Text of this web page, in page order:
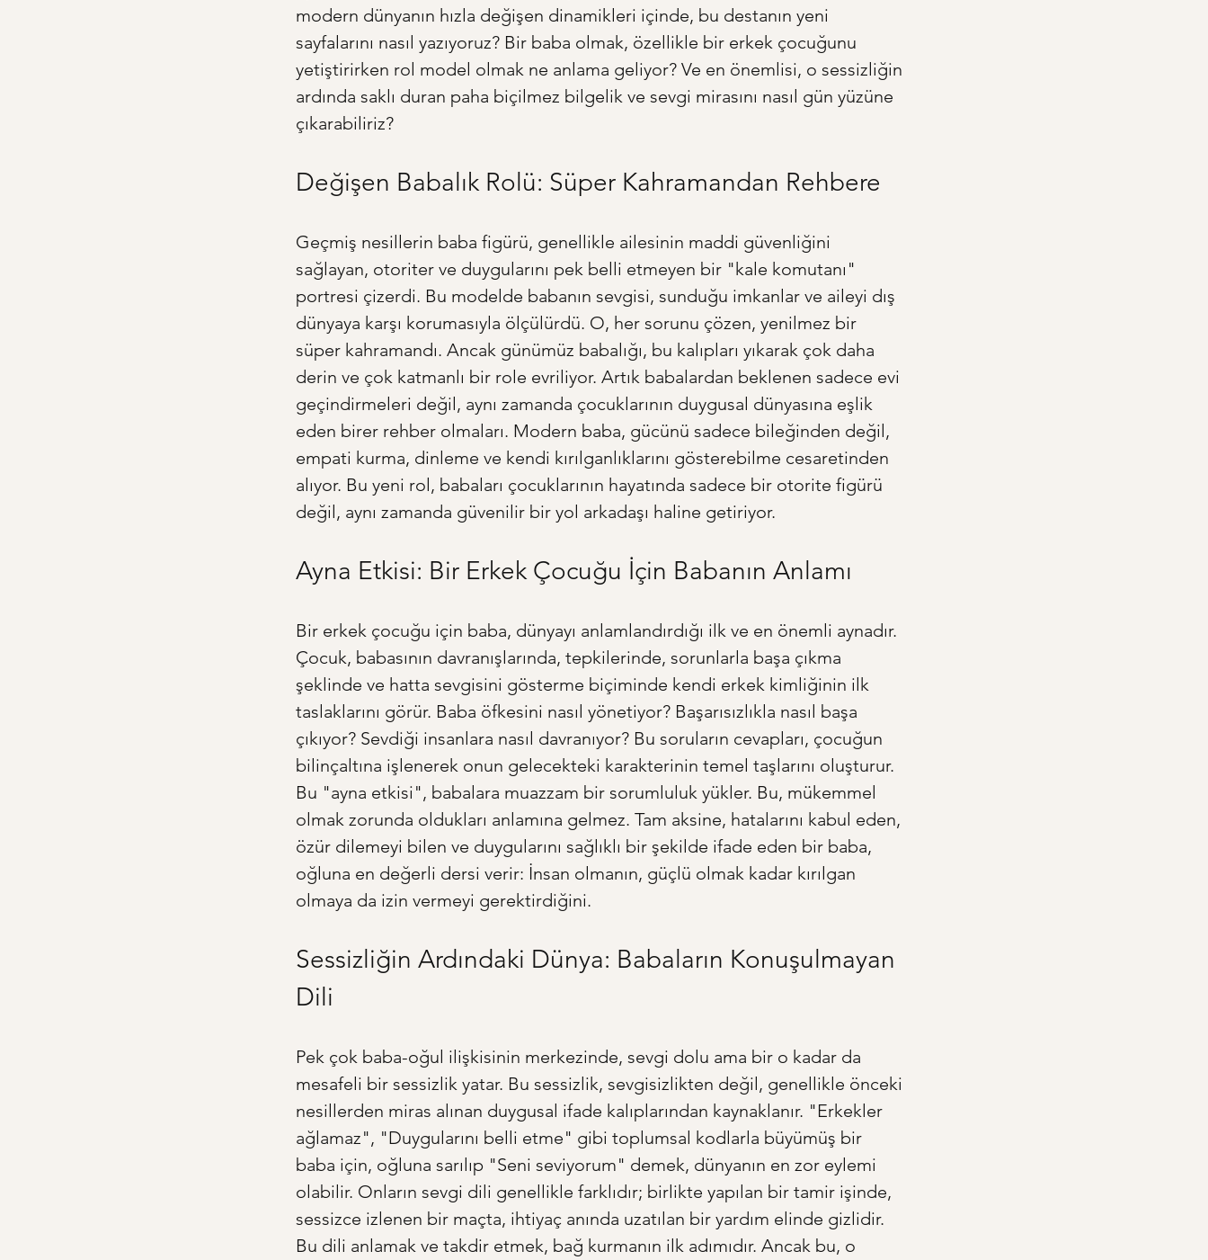
modern dünyanın hızla değişen dinamikleri içinde, bu destanın yeni
sayfalarını nasıl yazıyoruz? Bir baba olmak, özellikle bir erkek çocuğunu
yetiştirirken rol model olmak ne anlama geliyor? Ve en önemlisi, o sessizliğin
ardında saklı duran paha biçilmez bilgelik ve sevgi mirasını nasıl gün yüzüne
çıkarabiliriz?
Değişen Babalık Rolü: Süper Kahramandan Rehbere
Geçmiş nesillerin baba figürü, genellikle ailesinin maddi güvenliğini
sağlayan, otoriter ve duygularını pek belli etmeyen bir "kale komutanı"
portresi çizerdi. Bu modelde babanın sevgisi, sunduğu imkanlar ve aileyi dış
dünyaya karşı korumasıyla ölçülürdü. O, her sorunu çözen, yenilmez bir
süper kahramandı. Ancak günümüz babalığı, bu kalıpları yıkarak çok daha
derin ve çok katmanlı bir role evriliyor. Artık babalardan beklenen sadece evi
geçindirmeleri değil, aynı zamanda çocuklarının duygusal dünyasına eşlik
eden birer rehber olmaları. Modern baba, gücünü sadece bileğinden değil,
empati kurma, dinleme ve kendi kırılganlıklarını gösterebilme cesaretinden
alıyor. Bu yeni rol, babaları çocuklarının hayatında sadece bir otorite figürü
değil, aynı zamanda güvenilir bir yol arkadaşı haline getiriyor.
Ayna Etkisi: Bir Erkek Çocuğu İçin Babanın Anlamı
Bir erkek çocuğu için baba, dünyayı anlamlandırdığı ilk ve en önemli aynadır.
Çocuk, babasının davranışlarında, tepkilerinde, sorunlarla başa çıkma
şeklinde ve hatta sevgisini gösterme biçiminde kendi erkek kimliğinin ilk
taslaklarını görür. Baba öfkesini nasıl yönetiyor? Başarısızlıkla nasıl başa
çıkıyor? Sevdiği insanlara nasıl davranıyor? Bu soruların cevapları, çocuğun
bilinçaltına işlenerek onun gelecekteki karakterinin temel taşlarını oluşturur.
Bu "ayna etkisi", babalara muazzam bir sorumluluk yükler. Bu, mükemmel
olmak zorunda oldukları anlamına gelmez. Tam aksine, hatalarını kabul eden,
özür dilemeyi bilen ve duygularını sağlıklı bir şekilde ifade eden bir baba,
oğluna en değerli dersi verir: İnsan olmanın, güçlü olmak kadar kırılgan
olmaya da izin vermeyi gerektirdiğini.
Sessizliğin Ardındaki Dünya: Babaların Konuşulmayan
Dili
Pek çok baba-oğul ilişkisinin merkezinde, sevgi dolu ama bir o kadar da
mesafeli bir sessizlik yatar. Bu sessizlik, sevgisizlikten değil, genellikle önceki
nesillerden miras alınan duygusal ifade kalıplarından kaynaklanır. "Erkekler
ağlamaz", "Duygularını belli etme" gibi toplumsal kodlarla büyümüş bir
baba için, oğluna sarılıp "Seni seviyorum" demek, dünyanın en zor eylemi
olabilir. Onların sevgi dili genellikle farklıdır; birlikte yapılan bir tamir işinde,
sessizce izlenen bir maçta, ihtiyaç anında uzatılan bir yardım elinde gizlidir.
Bu dili anlamak ve takdir etmek, bağ kurmanın ilk adımıdır. Ancak bu, o